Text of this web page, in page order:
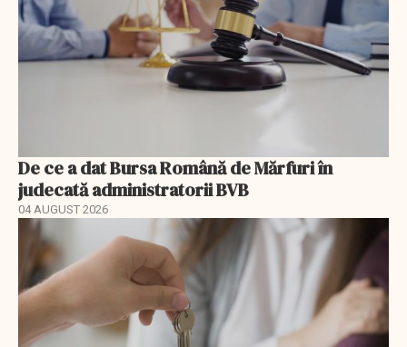
De ce a dat Bursa Română de Mărfuri în
judecată administratorii BVB
04 AUGUST 2026